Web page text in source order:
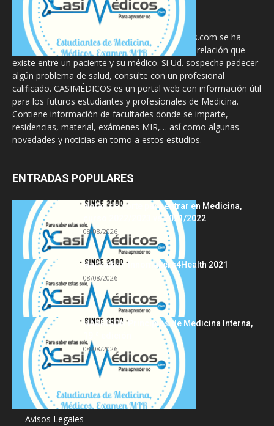
La información proporcionada en CasiMedicos.com se ha
diseñado para complementar, no substituir, la relación que
existe entre un paciente y su médico. Si Ud. sospecha padecer
algún problema de salud, consulte con un profesional
calificado. CASIMÉDICOS es un portal web con información útil
para los futuros estudiantes y profesionales de Medicina.
Contiene información de facultades donde se imparte,
residencias, material, exámenes MIR,… así como algunas
novedades y noticias en torno a estos estudios.
ENTRADAS POPULARES
Notas de corte para entrar en Medicina,
curso 2022/2023 vs 2021/2022
08/08/2026
Hackathon Innomakers4Health 2021
08/08/2026
HARRISON Principios de Medicina Interna,
08/08/2026
Acerca de
Avisos Legales